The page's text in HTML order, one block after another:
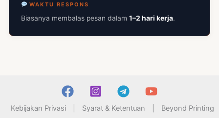
WAKTU RESPONS
Biasanya membalas pesan dalam 1–2 hari kerja.
Kebijakan Privasi Syarat & Ketentuan Beyond Printing